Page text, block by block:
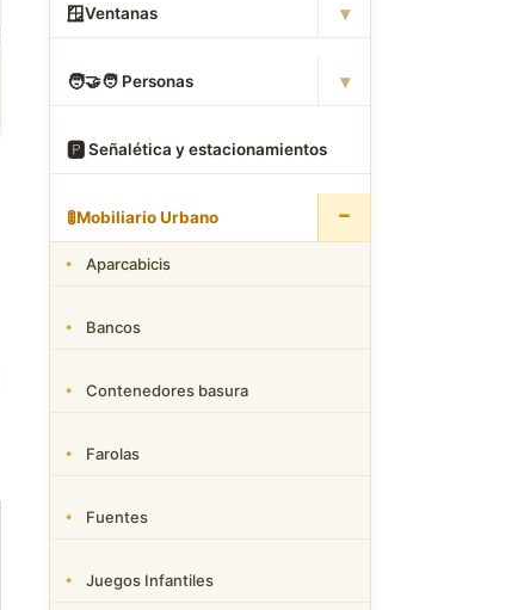
Descargar Abrigos
AutoCAD DWG Gratis –
Descargar Dormitorios
AutoCAD DWG Gratis –
🪟Ventanas ▾
🧑‍🤝‍🧑 Personas ▾
🅿️ Señalética y estacionamientos
🚦Mobiliario Urbano −
Aparcabicis
Bancos
Contenedores basura
Farolas
Fuentes
Juegos Infantiles